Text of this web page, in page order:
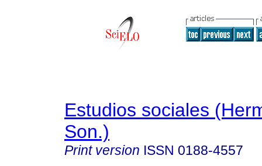
Estudios sociales
Son.)
Print version ISSN 0188-4557